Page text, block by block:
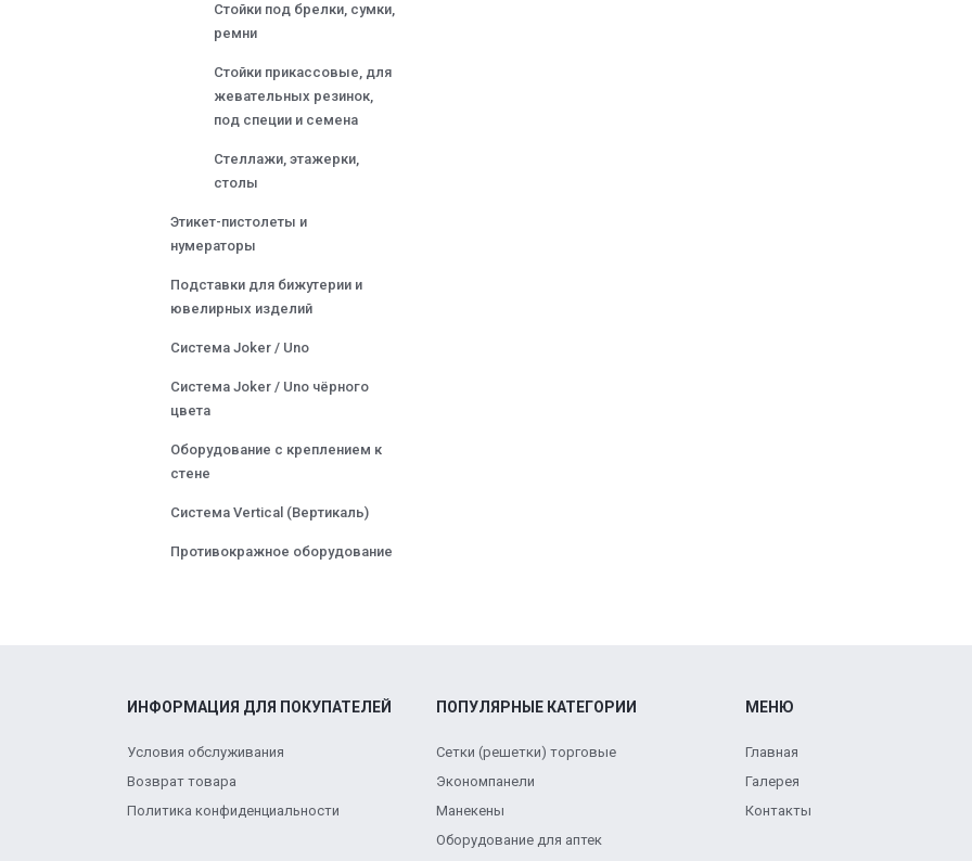
Стойки под брелки, сумки,
ремни
Стойки прикассовые, для
жевательных резинок,
под специи и семена
Стеллажи, этажерки,
столы
Этикет-пистолеты и
нумераторы
Подставки для бижутерии и
ювелирных изделий
Система Joker / Uno
Система Joker / Uno чёрного
цвета
Оборудование с креплением к
стене
Система Vertical (Вертикаль)
Противокражное оборудование
ИНФОРМАЦИЯ ДЛЯ ПОКУПАТЕЛЕЙ
Условия обслуживания
Возврат товара
Политика конфиденциальности
ПОПУЛЯРНЫЕ КАТЕГОРИИ
Сетки (решетки) торговые
Экономпанели
Манекены
Оборудование для аптек
МЕНЮ
Главная
Галерея
Контакты